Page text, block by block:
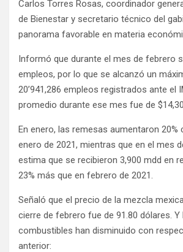
Carlos Torres Rosas, coordinador
de Bienestar y secretario técnico del
panorama favorable en materia
Informó que durante el mes de febrero
empleos, por lo que se alcanzó un
20’941,286 empleos registrados ante el
promedio durante ese mes fue de
En enero, las remesas aumentaron
enero de 2021, mientras que en el mes
estima que se recibieron 3,900 mdd en
23% más que en febrero de 2021.
Señaló que el precio de la mezcla
cierre de febrero fue de 91.80 dólares.
combustibles han disminuido con
anterior: